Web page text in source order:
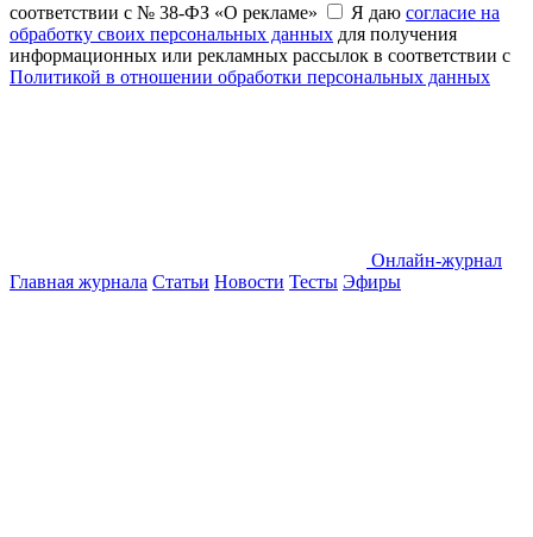
соответствии с № 38-ФЗ «О рекламе»
Я даю согласие на
обработку своих персональных данных для получения
информационных или рекламных рассылок в соответствии с
Политикой в отношении обработки персональных данных
Онлайн-журнал
Главная журнала Статьи Новости Тесты Эфиры